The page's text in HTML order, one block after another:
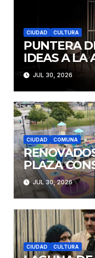
CIUDAD CULTURA
PUNTERA
IDEAS A LA
JUL 30, 2026
CIUDAD COMUNA
PLAZA
JUL 30, 2026
CIUDAD CULTURA